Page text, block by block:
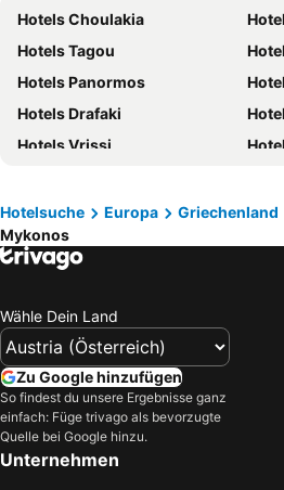
Hotels Wörthersee
Hotels Rhodos
Hotels Klopeiner See
Hotels Steiermark
Hotels Kroatische Adriaküste
Hotels Salzkammergut
Hotels Achensee
Hotels Choulakia
Hotels Tagou
Hotels Panormos
Hotels Drafaki
Hotels Vrissi
Hotelsuche
Europa Griechenland
Mykonos
Wähle Dein Land
Zu Google hinzufügen
So findest du unsere Ergebnisse ganz
einfach: Füge trivago als bevorzugte
Quelle bei Google hinzu.
Unternehmen